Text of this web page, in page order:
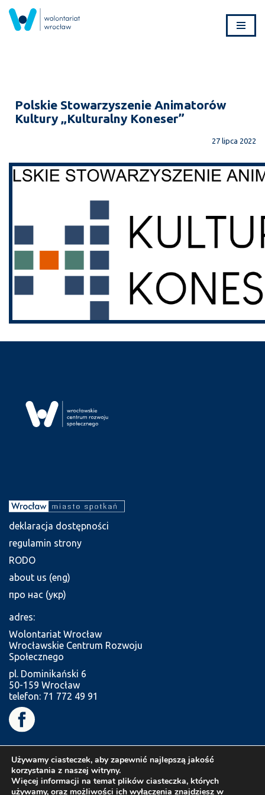
Przejdź
Polskie Stowarzyszenie Animatorów
Kultury „Kulturalny Koneser”
27 lipca 2022
deklaracja dostępności
regulamin strony
RODO
about us (eng)
про нас (укр)
adres:
Wolontariat Wrocław
Wrocławskie Centrum Rozwoju
Społecznego
pl. Dominikański 6
50-159 Wrocław
telefon: 71 772 49 91
Używamy ciasteczek, aby zapewnić najlepszą jakość
korzystania z naszej witryny.
Więcej informacji na temat plików ciasteczka, których
używamy, oraz możliwości ich wyłączenia znajdziesz w